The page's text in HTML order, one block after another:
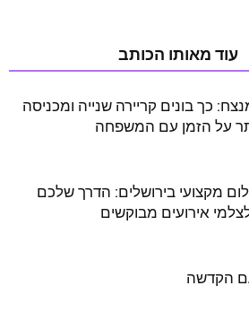
עוד מאותו הכותב
כך בונים קריירה שנייה ומכניסה
על הזמן עם המשפחה
מקצועי בירושלים: הדרך שלכם
אירועים מבוקשים
הקדשה